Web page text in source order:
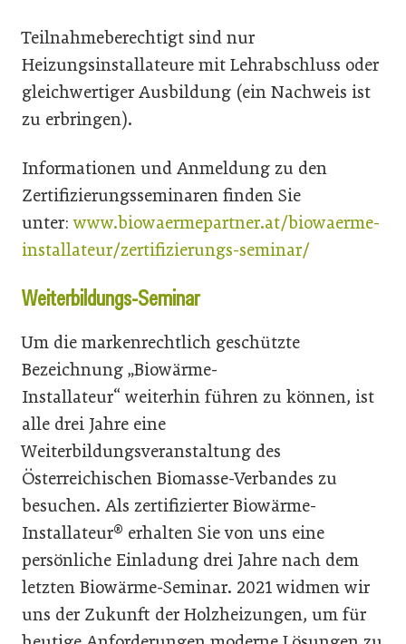
Teilnahmeberechtigt sind nur
Heizungsinstallateure mit Lehrabschluss oder
gleichwertiger Ausbildung (ein Nachweis ist
zu erbringen).
Informationen und Anmeldung zu den
Zertifizierungsseminaren finden Sie
unter:www.biowaermepartner.at/biowaerme-
installateur/zertifizierungs-seminar/
Weiterbildungs-Seminar
Um die markenrechtlich geschützte
Bezeichnung „Biowärme-
Installateur“ weiterhin führen zu können, ist
alle drei Jahre eine
Weiterbildungsveranstaltung des
Österreichischen Biomasse-Verbandes zu
besuchen. Als zertifizierter Biowärme-
Installateur® erhalten Sie von uns eine
persönliche Einladung drei Jahre nach dem
letzten Biowärme-Seminar. 2021 widmen wir
uns der Zukunft der Holzheizungen, um für